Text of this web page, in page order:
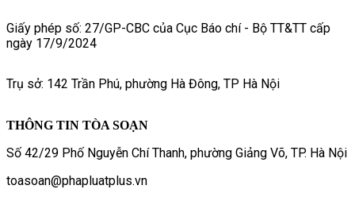
Giấy phép số: 27/GP-CBC của Cục Báo chí - Bộ TT&TT cấp
ngày 17/9/2024
Trụ sở: 142 Trần Phú, phường Hà Đông, TP Hà Nội
THÔNG TIN TÒA SOẠN
Số 42/29 Phố Nguyễn Chí Thanh, phường Giảng Võ, TP. Hà Nội
toasoan@phapluatplus.vn